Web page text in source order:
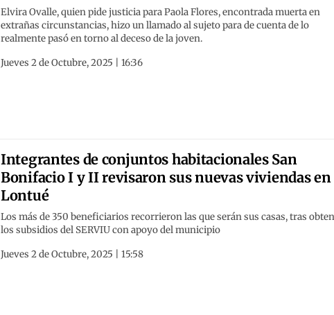
Elvira Ovalle, quien pide justicia para Paola Flores, encontrada muerta en
extrañas circunstancias, hizo un llamado al sujeto para de cuenta de lo
realmente pasó en torno al deceso de la joven.
Jueves 2 de Octubre, 2025 | 16:36
Integrantes de conjuntos habitacionales San
Bonifacio I y II revisaron sus nuevas viviendas en
Lontué
Los más de 350 beneficiarios recorrieron las que serán sus casas, tras
los subsidios del SERVIU con apoyo del municipio
Jueves 2 de Octubre, 2025 | 15:58